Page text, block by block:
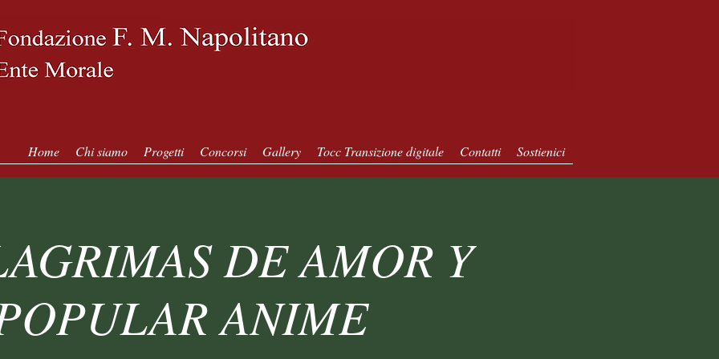
Home Chi siamo Progetti Concorsi Gallery Tocc Transizione digitale Contatti Sostienici
DE AMOR Y
ANIME